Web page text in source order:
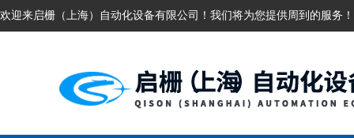
欢迎来启栅（上海）自动化设备有限公司！我们将为您提供周到的服务！